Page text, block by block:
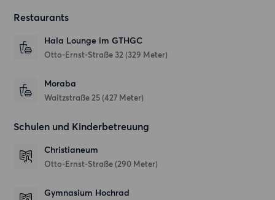
Restaurants
Hala Lounge im GTHGC
Otto-Ernst-Straße 32 (329 Meter)
Moraba
Waitzstraße 25 (427 Meter)
Schulen und Kinderbetreuung
Christianeum
Otto-Ernst-Straße (290 Meter)
Gymnasium Hochrad